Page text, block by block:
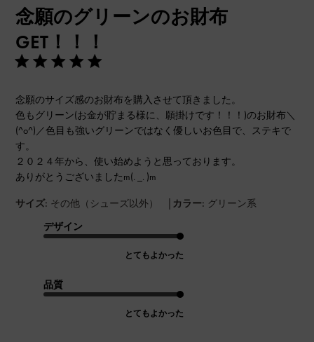
念願のグリーンのお財布
GET！！！
念願のサイズ感のお財布を購入させて頂きました。
色もグリーン(お金が貯まる様に、願掛けです！！！)のお財布＼
(^o^)／色目も強いグリーンではなく優しいお色目で、ステキで
す。
２０２４年から、使い始めようと思っております。
ありがとうございましたm(. _. )m
サイズ: その他（シューズ以外） | カラー: グリーン系
デザイン
とてもよかった
品質
とてもよかった